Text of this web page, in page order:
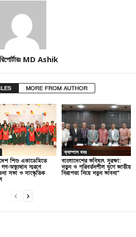
MD Ashik
MORE FROM AUTHOR
শিশু একাডেমিতে
অভ্যুত্থান স্মরণে
সভা ও সাংস্কৃতিক
ক্যাম্পাস খবর
বাংলাদেশের ভবিষ্যৎ সুরক্ষা:
নতুন ও পরিবর্তনশীল যুগে জাতীয়
নিরাপত্তা নিয়ে নতুন ভাবনা”